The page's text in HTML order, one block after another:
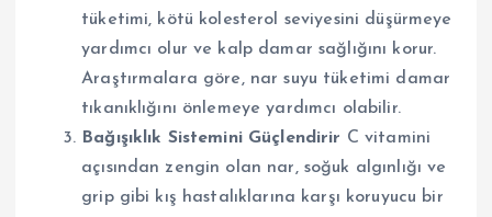
tüketimi, kötü kolesterol seviyesini düşürmeye
yardımcı olur ve kalp damar sağlığını korur.
Araştırmalara göre, nar suyu tüketimi damar
tıkanıklığını önlemeye yardımcı olabilir.
Bağışıklık Sistemini Güçlendirir C vitamini
açısından zengin olan nar, soğuk algınlığı ve
grip gibi kış hastalıklarına karşı koruyucu bir